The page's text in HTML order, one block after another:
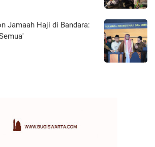
Jamaah Haji di Bandara: